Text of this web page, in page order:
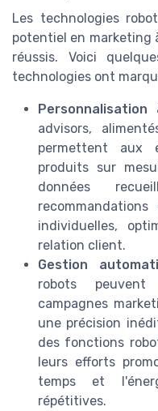
Les technologies
potentiel en marketing
réussis. Voici
technologies ont
advisors,
permettent aux
produits sur
données
individuelles,
relation client.
Gestion
robots peuvent
campagnes
une précision
des fonctions
leurs efforts
temps et
répétitives.